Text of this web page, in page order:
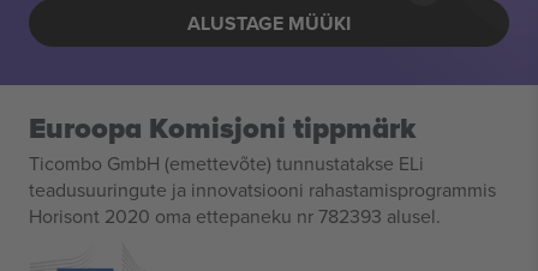
ALUSTAGE MÜÜKI
Euroopa Komisjoni tippmärk
Ticombo GmbH (emettevõte) tunnustatakse ELi
teadusuuringute ja innovatsiooni rahastamisprogrammis
Horisont 2020 oma ettepaneku nr 782393 alusel.